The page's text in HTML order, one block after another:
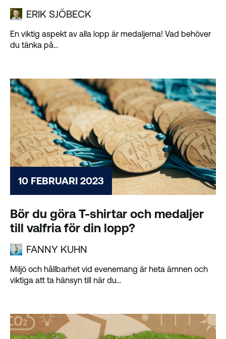
ERIK SJÖBECK
En viktig aspekt av alla lopp är medaljerna! Vad behöver
du tänka på...
10 FEBRUARI 2023
Bör du göra T-shirtar och medaljer
till valfria för din lopp?
FANNY KUHN
Miljö och hållbarhet vid evenemang är heta ämnen och
viktiga att ta hänsyn till när du...